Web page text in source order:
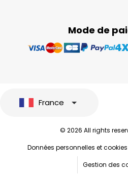
Mode de
France
© 2026 All rights
Données personnelles et cookies
Gestion des